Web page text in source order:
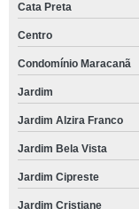
Cata Preta
Centro
Condomínio Maracanã
Jardim
Jardim Alzira Franco
Jardim Bela Vista
Jardim Cipreste
Jardim Cristiane